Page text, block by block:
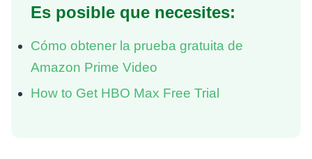
Es posible que necesites:
Cómo obtener la prueba gratuita de
Amazon Prime Video
How to Get HBO Max Free Trial